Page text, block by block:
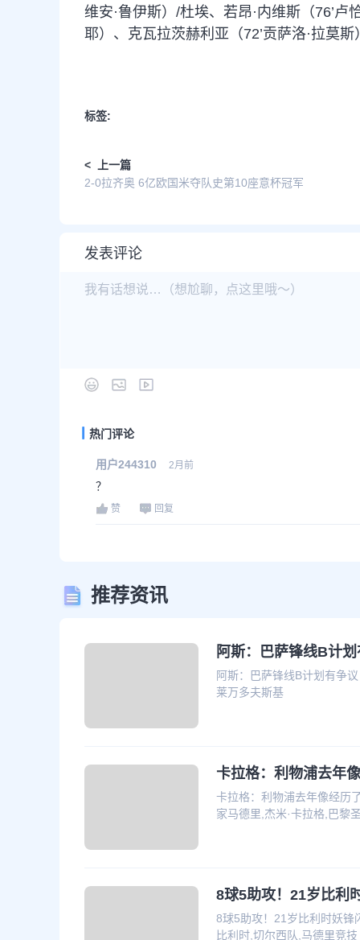
维安·鲁伊斯）/杜埃、若昂·内维斯 （76’
耶）、克瓦拉茨赫利亚（72’贡萨洛·拉莫斯
标签:
< 上一篇
2-0拉齐奥 6亿欧国米夺队史第10座意杯冠军
发表评论
热门评论
用户244310 2月前
？
赞 回复
推荐资讯
阿斯：巴萨锋线B计
阿斯：巴萨锋线B计划有争
莱万多夫斯基
卡拉格：利物浦去年
卡拉格：利物浦去年像经历
家马德里,杰米·卡拉格,巴黎
8球5助攻！21岁比利
8球5助攻！21岁比利时妖锋
比利时,切尔西队,马德里竞技